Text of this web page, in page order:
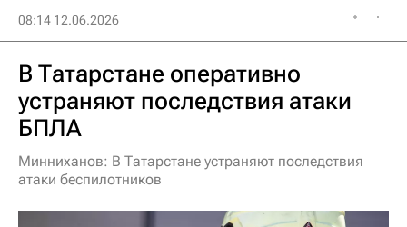
08:14 12.06.2026
В Татарстане оперативно
устраняют последствия атаки
БПЛА
Минниханов: В Татарстане устраняют последствия
атаки беспилотников